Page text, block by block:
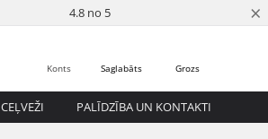
4.8 no 5 ×
Grozs
Saglabāts
Konts
CEĻVEŽI PALĪDZĪBA UN KONTAKTI